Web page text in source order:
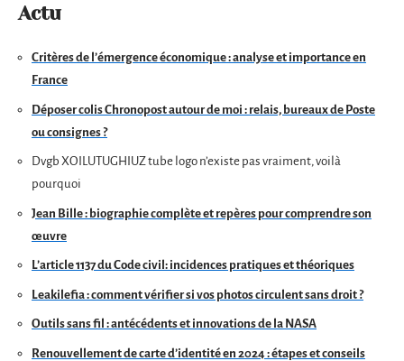
Actu
Critères de l’émergence économique : analyse et importance en
France
Déposer colis Chronopost autour de moi : relais, bureaux de Poste
ou consignes ?
Dvgb XOILUTUGHIUZ tube logo n’existe pas vraiment, voilà
pourquoi
Jean Bille : biographie complète et repères pour comprendre son
œuvre
L’article 1137 du Code civil: incidences pratiques et théoriques
Leakilefia : comment vérifier si vos photos circulent sans droit ?
Outils sans fil : antécédents et innovations de la NASA
Renouvellement de carte d’identité en 2024 : étapes et conseils